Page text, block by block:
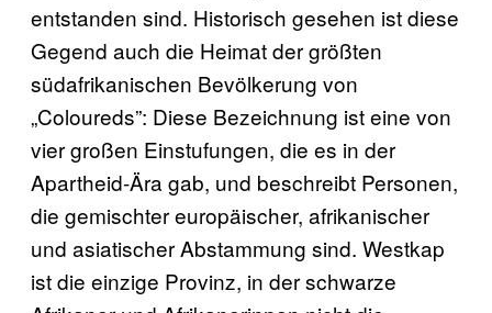
entstanden sind. Historisch gesehen ist diese
Gegend auch die Heimat der größten
südafrikanischen Bevölkerung von
„Coloureds”: Diese Bezeichnung ist eine von
vier großen Einstufungen, die es in der
Apartheid-Ära gab, und beschreibt Personen,
die gemischter europäischer, afrikanischer
und asiatischer Abstammung sind. Westkap
ist die einzige Provinz, in der schwarze